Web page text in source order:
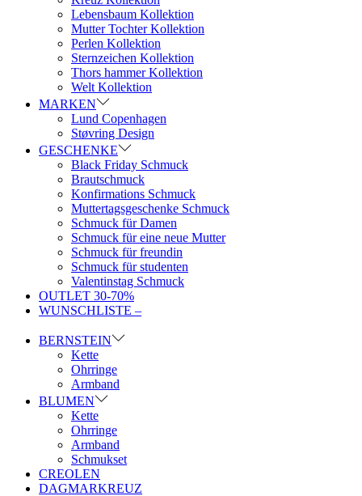
Lebensbaum Kollektion
Mutter Tochter Kollektion
Perlen Kollektion
Sternzeichen Kollektion
Thors hammer Kollektion
Welt Kollektion
MARKEN
Lund Copenhagen
Støvring Design
GESCHENKE
Black Friday Schmuck
Brautschmuck
Konfirmations Schmuck
Muttertagsgeschenke Schmuck
Schmuck für Damen
Schmuck für eine neue Mutter
Schmuck für freundin
Schmuck für studenten
Valentinstag Schmuck
OUTLET 30-70%
WUNSCHLISTE –
BERNSTEIN
Kette
Ohrringe
Armband
BLUMEN
Kette
Ohrringe
Armband
Schmukset
CREOLEN
DAGMARKREUZ